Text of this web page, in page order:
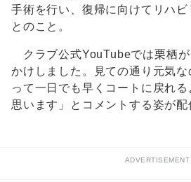
手術を行い、復帰に向けてリハ
とのこと。
クラブ公式YouTubeでは栗栖が
かけしました。見ての通り元気
って一日でも早くコートに戻れ
思います」とコメントする姿が配
ADVERTISEMENT